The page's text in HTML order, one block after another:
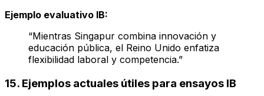
Ejemplo evaluativo IB:
“Mientras Singapur combina innovación y
educación pública, el Reino Unido enfatiza
flexibilidad laboral y competencia.”
15. Ejemplos actuales útiles para ensayos IB